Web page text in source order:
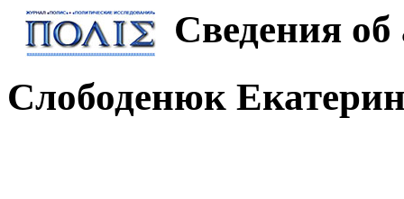
Сведения об
Слободенюк